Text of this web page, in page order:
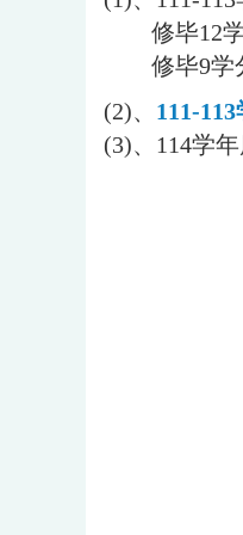
修毕12
修毕9学
(2)、 111-
(3)、114学